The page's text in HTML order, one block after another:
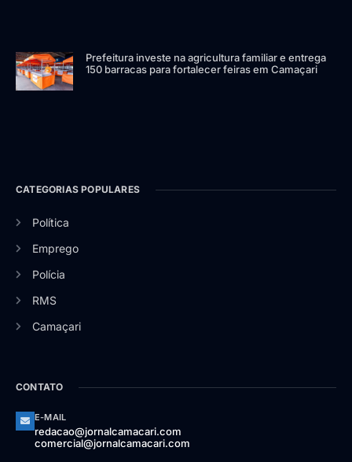
Prefeitura investe na agricultura familiar e entrega
150 barracas para fortalecer feiras em Camaçari
CATEGORIAS POPULARES
Política
Emprego
Polícia
RMS
Camaçari
CONTATO
E-MAIL
redacao@jornalcamacari.com
comercial@jornalcamacari.com